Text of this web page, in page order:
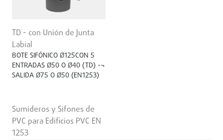
TD - con Unión de Junta
Labial
BOTE SIFÓNICO Ø125CON 5
ENTRADAS Ø50 O Ø40 (TD) -¬
SALIDA Ø75 O Ø50 (EN1253)
Sumideros y Sifones de
PVC para Edificios PVC EN
1253